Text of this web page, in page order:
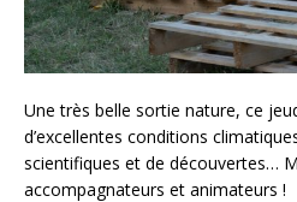
Une très belle sortie nature, ce
d’excellentes conditions
scientifiques et de découvertes…
accompagnateurs et animateurs !